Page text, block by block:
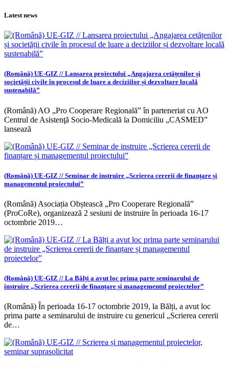
Latest news
(Română) UE-GIZ // Lansarea proiectului „Angajarea cetățenilor și
societății civile în procesul de luare a deciziilor și dezvoltare locală
sustenabilă”
(Română) AO „Pro Cooperare Regională” în parteneriat cu AO
Centrul de Asistenţă Socio-Medicală la Domiciliu „CASMED”
lansează
(Română) UE-GIZ // Seminar de instruire „Scrierea cererii de finanțare și
managementul proiectului”
(Română) Asociația Obștească „Pro Cooperare Regională”
(ProCoRe), organizează 2 sesiuni de instruire în perioada 16-17
octombrie 2019…
(Română) UE-GIZ // La Bălți a avut loc prima parte seminarului de
instruire „Scrierea cererii de finanțare și managementul proiectelor”
(Română) În perioada 16-17 octombrie 2019, la Bălți, a avut loc
prima parte a seminarului de instruire cu genericul „Scrierea cererii
de…